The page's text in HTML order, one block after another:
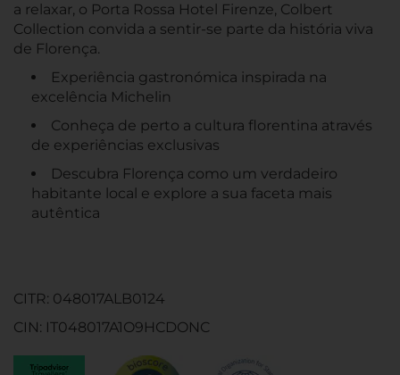
a relaxar, o Porta Rossa Hotel Firenze, Colbert
Collection convida a sentir-se parte da história viva
de Florença.
Experiência gastronómica inspirada na
excelência Michelin
Conheça de perto a cultura florentina através
de experiências exclusivas
Descubra Florença como um verdadeiro
habitante local e explore a sua faceta mais
autêntica
CITR: 048017ALB0124
CIN: IT048017A1O9HCDONC